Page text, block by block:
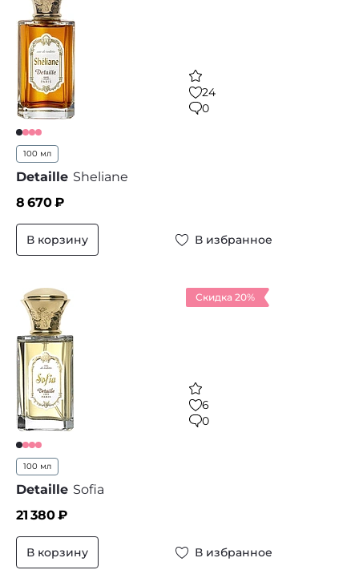
24
0
100 мл
Detaille Sheliane
8 670₽
В корзину В избранное
Скидка 20%
6
0
100 мл
Detaille Sofia
21 380₽
В корзину В избранное